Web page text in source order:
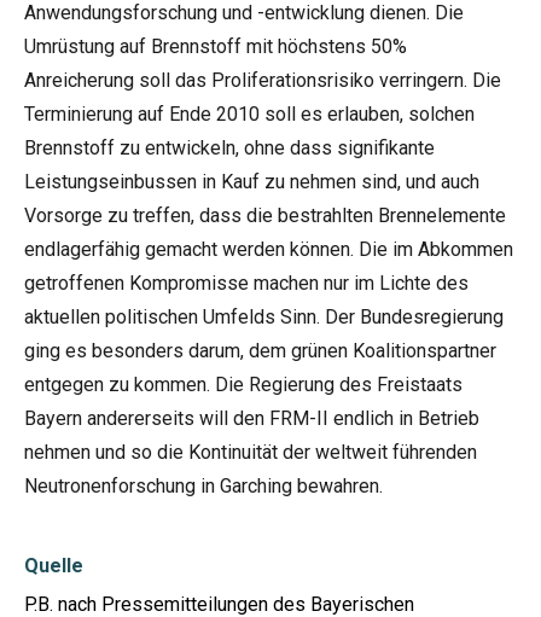
Anwendungsforschung und -entwicklung dienen. Die
Umrüstung auf Brennstoff mit höchstens 50%
Anreicherung soll das Proliferationsrisiko verringern. Die
Terminierung auf Ende 2010 soll es erlauben, solchen
Brennstoff zu entwickeln, ohne dass signifikante
Leistungseinbussen in Kauf zu nehmen sind, und auch
Vorsorge zu treffen, dass die bestrahlten Brennelemente
endlagerfähig gemacht werden können. Die im Abkommen
getroffenen Kompromisse machen nur im Lichte des
aktuellen politischen Umfelds Sinn. Der Bundesregierung
ging es besonders darum, dem grünen Koalitionspartner
entgegen zu kommen. Die Regierung des Freistaats
Bayern andererseits will den FRM-II endlich in Betrieb
nehmen und so die Kontinuität der weltweit führenden
Neutronenforschung in Garching bewahren.
Quelle
P.B. nach Pressemitteilungen des Bayerischen